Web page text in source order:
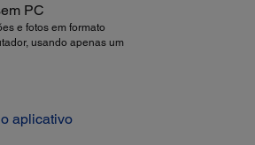
PC
e fotos em formato
usando apenas um
aplicativo